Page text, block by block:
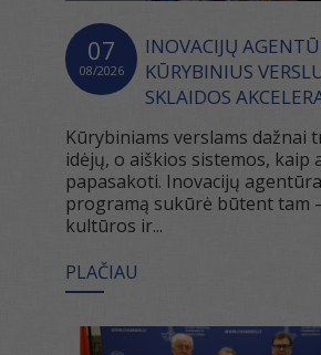
07
08/2026
INOVACIJŲ
KŪRYBINIUS
SKLAIDOS
Kūrybiniams verslams dažnai
idėjų, o aiškios sistemos, kaip
papasakoti. Inovacijų
programą sukūrė būtent tam
kultūros ir...
PLAČIAU